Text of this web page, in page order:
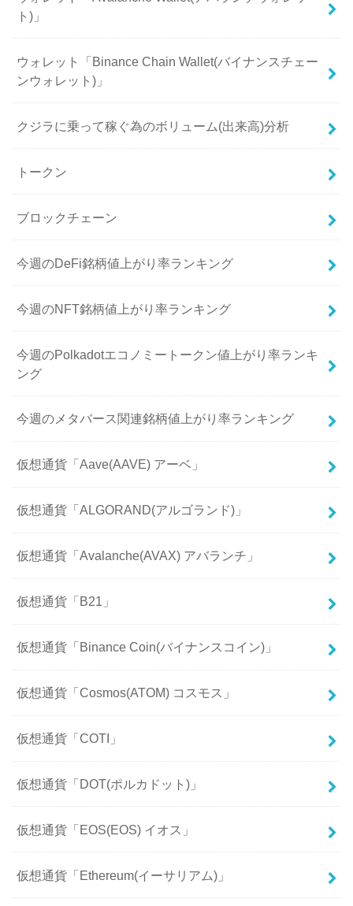
ト)」
ウォレット「Binance Chain Wallet(バイナンスチェー
ンウォレット)」
クジラに乗って稼ぐ為のボリューム(出来高)分析
トークン
ブロックチェーン
今週のDeFi銘柄値上がり率ランキング
今週のNFT銘柄値上がり率ランキング
今週のPolkadotエコノミートークン値上がり率ランキ
ング
今週のメタバース関連銘柄値上がり率ランキング
仮想通貨「Aave(AAVE) アーベ」
仮想通貨「ALGORAND(アルゴランド)」
仮想通貨「Avalanche(AVAX) アバランチ」
仮想通貨「B21」
仮想通貨「Binance Coin(バイナンスコイン)」
仮想通貨「Cosmos(ATOM) コスモス」
仮想通貨「COTI」
仮想通貨「DOT(ポルカドット)」
仮想通貨「EOS(EOS) イオス」
仮想通貨「Ethereum(イーサリアム)」